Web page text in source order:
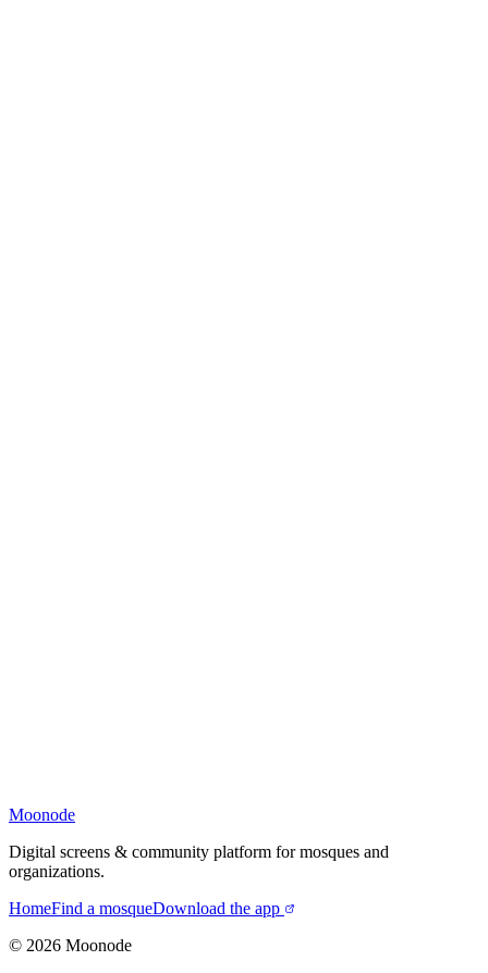
Moonode
Digital screens & community platform for mosques and
organizations.
HomeFind a mosqueDownload the app
© 2026 Moonode